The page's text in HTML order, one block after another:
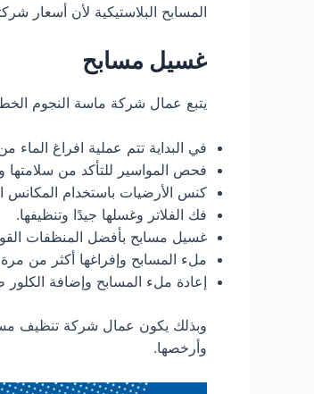
المسابح البلاستيكية لأن أسعار
غسيل مسابح
يتبع عمال شركة ماسة النجوم
في البداية تتم عملية افراغ الماء
فحص المواسير للتأكد من
كنس الأرضيات باستخدام المكانس
فك الفلاتر وغسلها جيدًا وتنظيفها.
غسيل مسابح بأفضل المنظفات
ملء المسابح وإفراغها أكثر من مرة
إعادة ملء المسابح وإضافة الكلور
وبذلك يكون عمال شركة تنظيف
وأرخصها.